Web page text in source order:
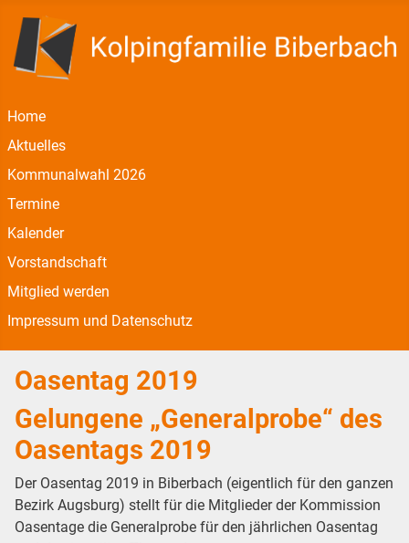
Home
Aktuelles
Kommunalwahl 2026
Termine
Kalender
Vorstandschaft
Mitglied werden
Impressum und Datenschutz
Oasentag 2019
Gelungene „Generalprobe“ des
Oasentags 2019
Der Oasentag 2019 in Biberbach (eigentlich für den ganzen
Bezirk Augsburg) stellt für die Mitglieder der Kommission
Oasentage die Generalprobe für den jährlichen Oasentag